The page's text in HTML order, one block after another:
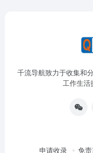
千流导航致力于收集和
工作生活
申请收录 免